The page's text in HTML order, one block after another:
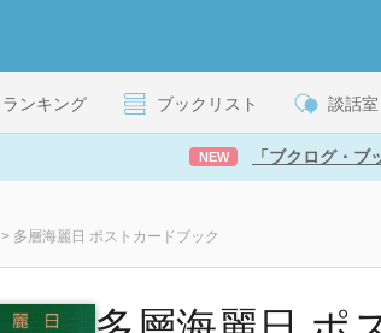
ランキング ブックリスト 談話室
NEW 「ブクログ・
> 多層海麗日 ポストカードブック